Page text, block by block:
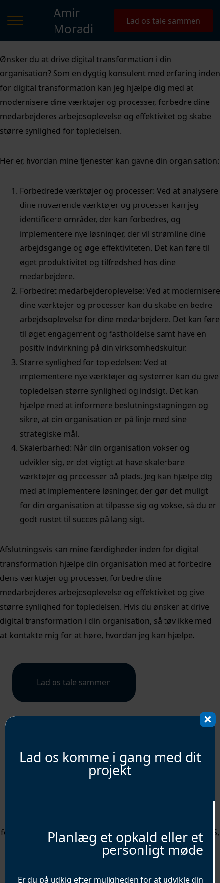
Amir
Moradi
Lad os tale sammen
Ønsker du at drive digital transformation i din
organisation? Som en dygtig konsulent med erfaring inden
for digital transformation kan jeg hjælpe dig med at
modernisere dine værktøjer og processer, forbedre dine
medarbejderes arbejdsoplevelse og effektivitet og skabe
større synlighed for topledelsen.
Her er, hvordan mine tjenester kan gavne din organisation:
Forbedrede værktøjer og processer: Ved at analysere
dine nuværende værktøjer og processer kan jeg
identificere områder, der kan forbedres, og
implementere nye løsninger, der vil strømline dine
arbejdsgange og øge effektiviteten. Det kan føre til
øget produktivitet og tilfredshed hos dine
medarbejdere.
Forbedret medarbejderoplevelse: Ved at modernisere
dine værktøjer og processer kan du skabe en bedre
arbejdsoplevelse for dine medarbejdere. Det kan føre
til øget engagement og fastholdelse samt have en
positiv indvirkning på din virksomhedskultur.
Større synlighed for topledelsen: Ved at
implementere nye værktøjer og systemer kan du give
topledelsen større synlighed og indsigt. Det kan
hjælpe med at informere beslutningstagningen og
sikre, at din organisation er på linje med sine
strategiske mål.
Skalerbarhed: Når din organisation vokser og
udvikler sig, er det vigtigt at have skalerbare
værktøjer og processer på plads. Jeg kan hjælpe dig
med at implementere løsninger, der gør det muligt
for din organisation at tilpasse sig og vokse, så du er
godt rustet til succes på lang sigt.
Afslutningsvis kan mine færdigheder inden for digital
transformation hjælpe din organisation med at forbedre
dens værktøjer og processer, forbedre dine
medarbejderes arbejdsoplevelse og effektivitet og give
større synlighed for topledelsen. Hvis du ønsker at drive
digital transformation i din organisation, så tøv ikke med
at kontakte mig for at høre, hvordan jeg kan hjælpe.
Lad os tale sammen
Om Amir Moradi
for teknologiledelse, digital sundhedspleje, e-handel, SaaS,
kunstig intelligens (AI) og maskinlæringsplatforme (ML).
Amir er kendt for sin resultatorienterede tilgang og
ekspertise inden for skalering af højvækstvirksomheder
Lad os komme i gang med dit
projekt
Planlæg et opkald eller et
personligt møde
Er du på udkig efter muligheden for at udvikle din